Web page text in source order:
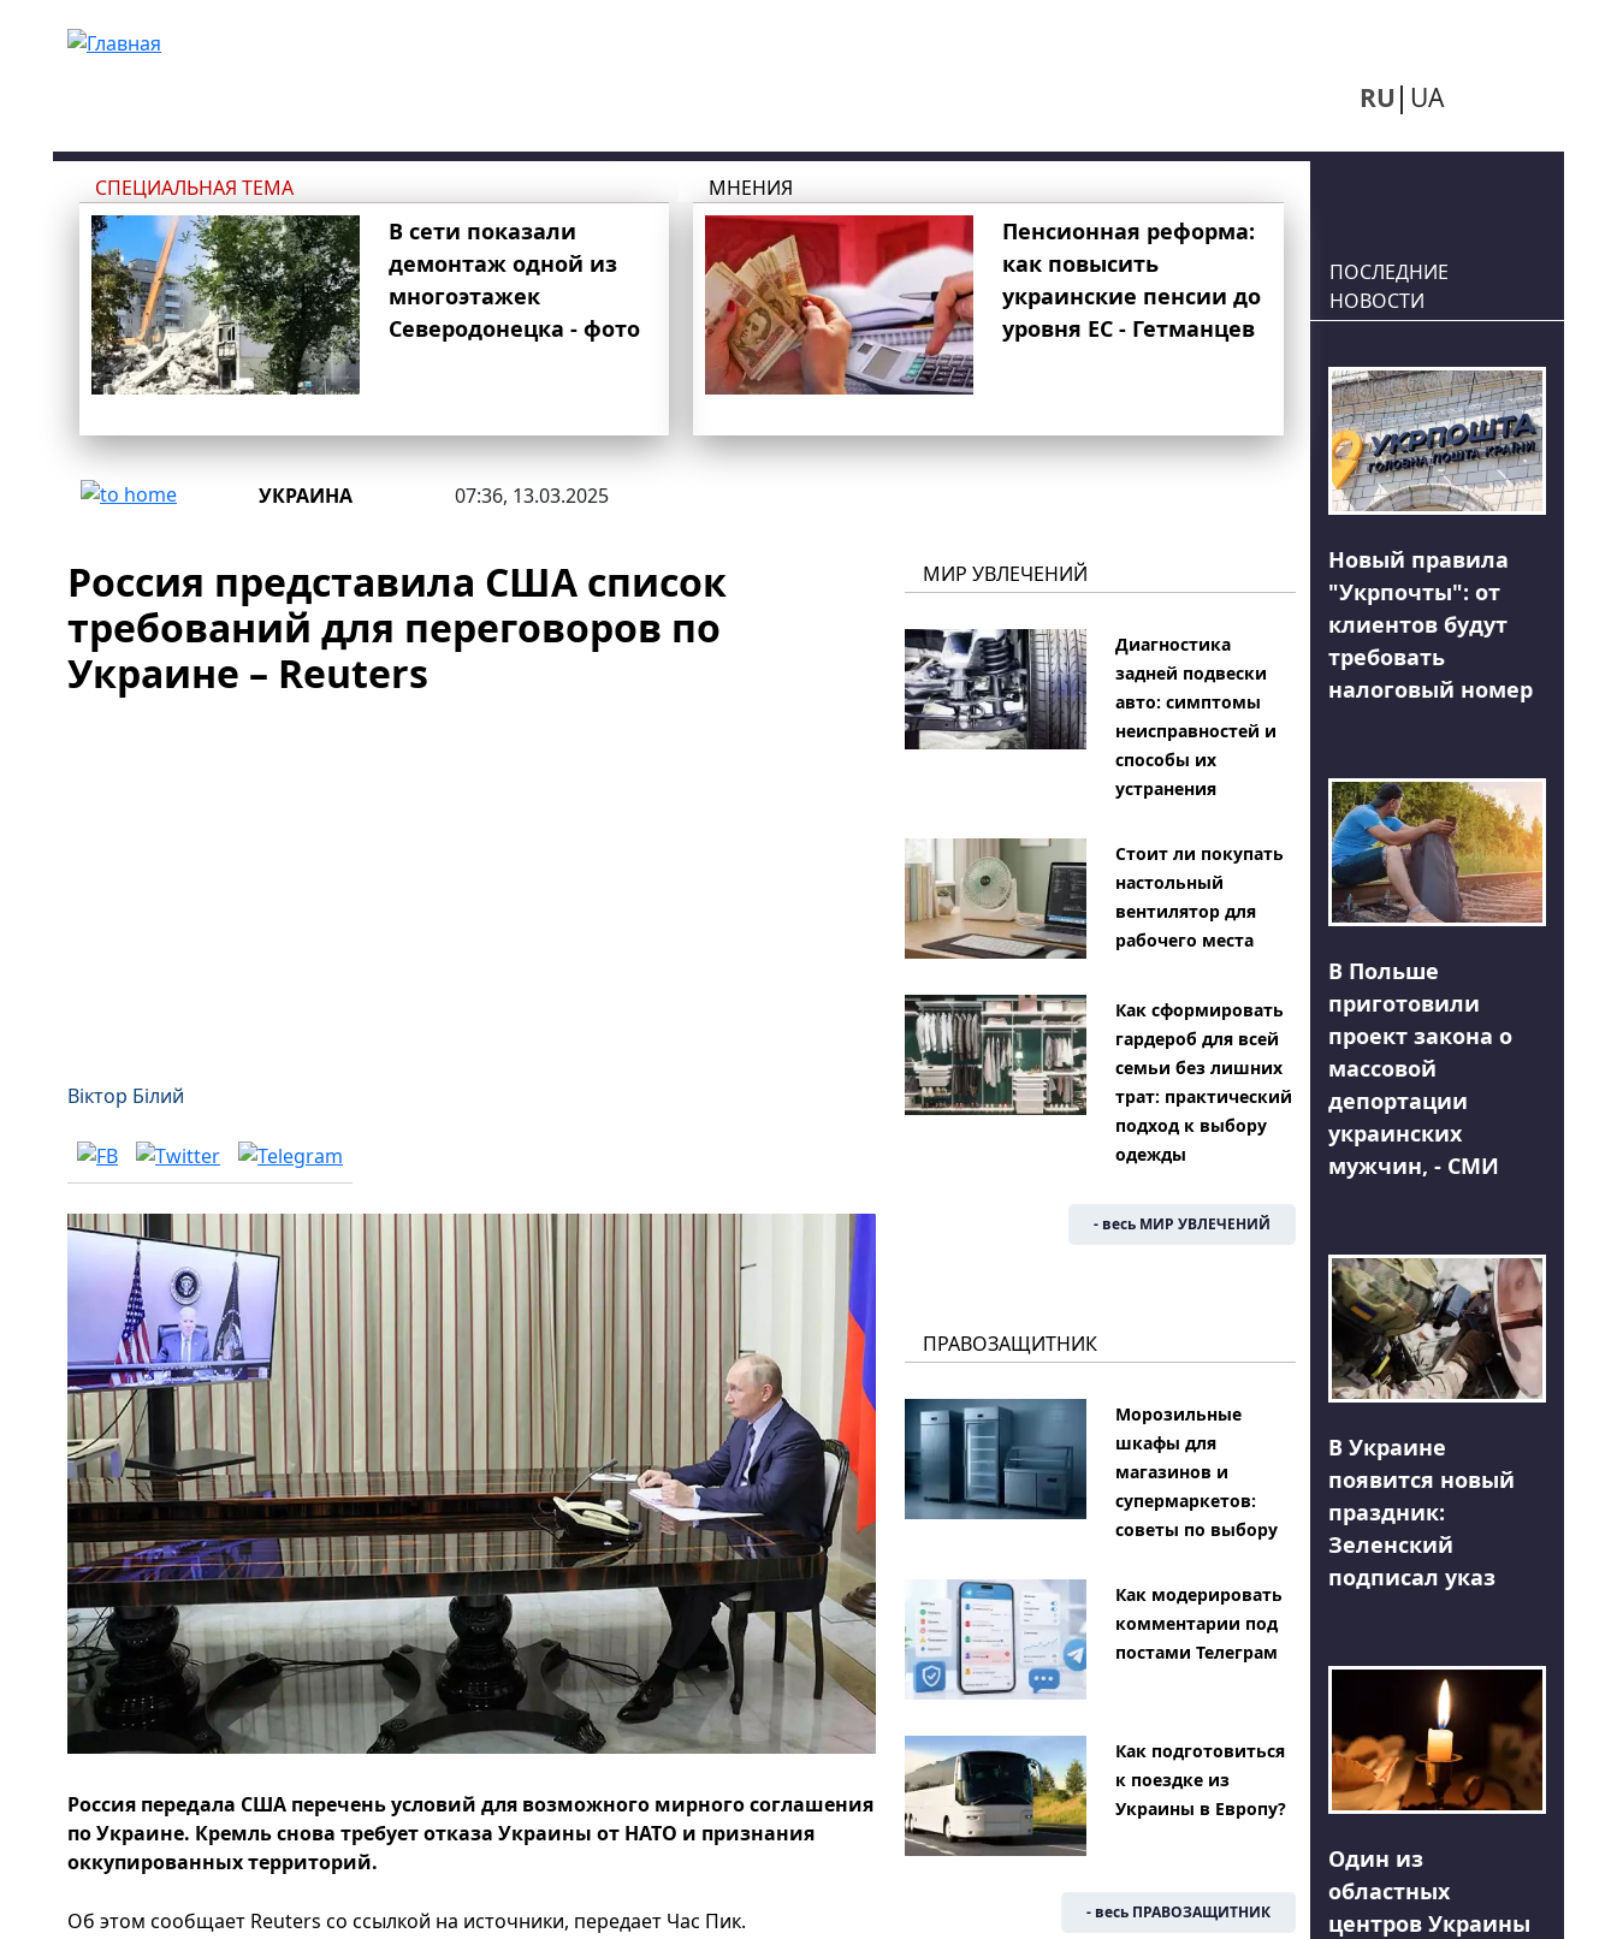
RU UA
СПЕЦИАЛЬНАЯ ТЕМА
В сети показали
демонтаж одной из
многоэтажек
Северодонецка - фото
МНЕНИЯ
Пенсионная реформа:
как повысить
украинские пенсии до
уровня ЕС - Гетманцев
УКРАИНА 07:36, 13.03.2025
Россия представила США список
требований для переговоров по
Украине – Reuters
Віктор Білий
Россия передала США перечень условий для возможного мирного соглашения
по Украине. Кремль снова требует отказа Украины от НАТО и признания
оккупированных территорий.
Об этом сообщает Reuters со ссылкой на источники, передает Час Пик.
МИР УВЛЕЧЕНИЙ
Диагностика
задней подвески
авто: симптомы
неисправностей и
способы их
устранения
Стоит ли покупать
настольный
вентилятор для
рабочего места
Как сформировать
гардероб для всей
семьи без лишних
трат: практический
подход к выбору
одежды
- весь МИР УВЛЕЧЕНИЙ
ПРАВОЗАЩИТНИК
Морозильные
шкафы для
магазинов и
супермаркетов:
советы по выбору
Как модерировать
комментарии под
постами Телеграм
Как подготовиться
к поездке из
Украины в Европу?
- весь ПРАВОЗАЩИТНИК
ПОСЛЕДНИЕ
НОВОСТИ
Новый правила
"Укрпочты": от
клиентов будут
требовать
налоговый номер
В Польше
приготовили
проект закона о
массовой
депортации
украинских
мужчин, - СМИ
В Украине
появится новый
праздник:
Зеленский
подписал указ
Один из
областных
центров Украины